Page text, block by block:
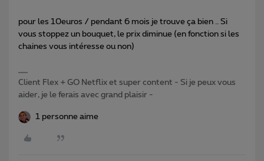
pour les 10euros / pendant 6 mois je trouve ça bien .. Si
vous stoppez un bouquet, le prix diminue (en fonction si les
chaines vous intéresse ou non)
Client Flex + GO Netflix et super content - Si je peux vous
aider, je le ferais avec grand plaisir -
1 personne aime